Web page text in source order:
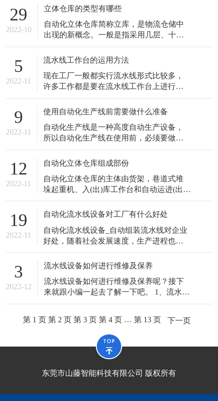
[…]
29
2022-10
立体仓库的类型有哪些
自动化立体仓库简称立库，是物流仓储中
出现的新概念。一般是指采用几层、十几
层乃至几十层高的货架储存单元货物，用
相 […]
5
2022-11
流水线工作台的运用方法
现在工厂一般都实行流水线形式比较多，
许多工作都是要在流水线工作台上进行
的，运用好了也能更好的提高工作效率，
下面 […]
9
2022-11
使用自动化生产线前需要做什么准备
自动化生产线是一种高度自动生产设备，
所以自动化生产线在使用前，必须要做的
一项工作就是对自动化生产线进行试产调
试 […]
12
2022-11
自动化立体仓库组成部份
自动化立体仓库的主体由货架，巷道式堆
垛起重机、入(出)库工作台和自动运进(出)
及操作控制系统组成。货架是钢结构 […]
19
2022-11
自动化流水线设备对工厂有什么好处
自动化流水线设备_自动组装流水线对企业
好处，随着社会发展速度，生产进程也在
逐渐的加速，而这样的生产速度主要归功
[…]
3
2022-12
流水线设备如何进行维修及保养
流水线设备如何进行维修及保养呢？接下
来就跟小编一起去了解一下吧。 1、流水线
设备机头减速箱的维修及保养方法： […]
第 1 页 第 2 页 第3 页 第4 页 … 第 13 页 下一页
东莞市山藤智能科技有限公司 版权所有